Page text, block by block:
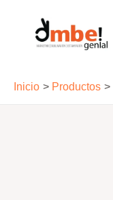
contenido
Inicio Productos